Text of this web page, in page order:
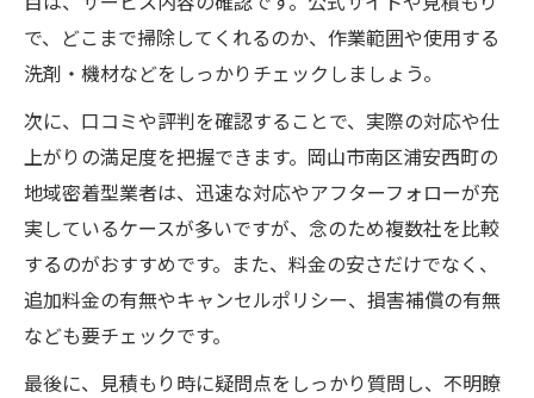
で、どこまで掃除してくれるのか、作業範囲や使用する
洗剤・機材などをしっかりチェックしましょう。
次に、口コミや評判を確認することで、実際の対応や仕
上がりの満足度を把握できます。岡山市南区浦安西町の
地域密着型業者は、迅速な対応やアフターフォローが充
実しているケースが多いですが、念のため複数社を比較
するのがおすすめです。また、料金の安さだけでなく、
追加料金の有無やキャンセルポリシー、損害補償の有無
なども要チェックです。
最後に、見積もり時に疑問点をしっかり質問し、不明瞭